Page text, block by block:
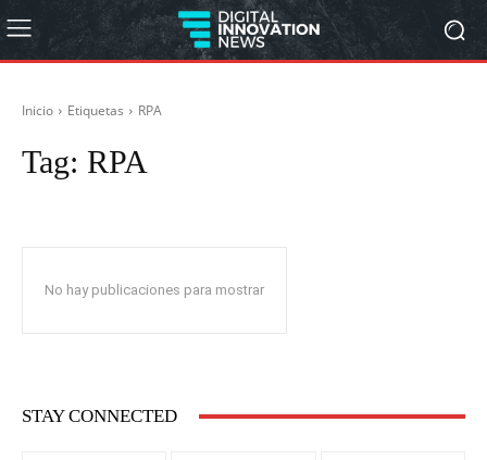
Inicio Etiquetas RPA
Tag: RPA
No hay publicaciones para mostrar
STAY CONNECTED